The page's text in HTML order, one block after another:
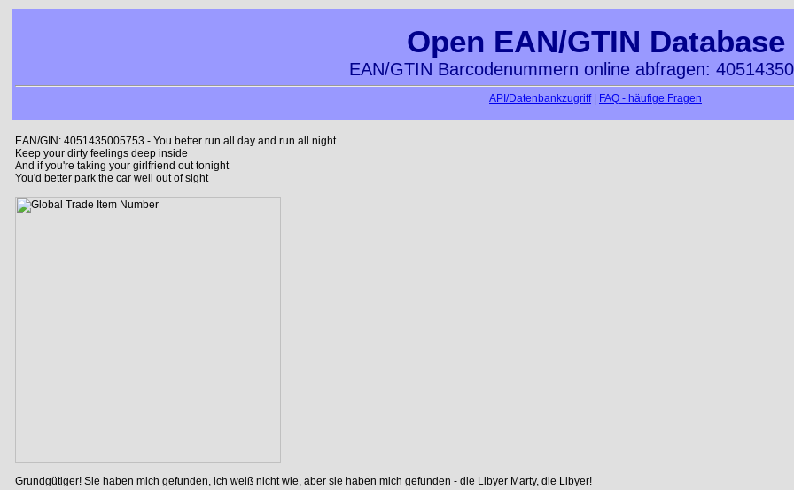
Open EAN/GTIN Database
EAN/GTIN Barcodenummern online abfragen:
API/Datenbankzugriff| FAQ - häufige Fragen
EAN/GIN: 4051435005753 - You better run all day and run all night
Keep your dirty feelings deep inside
And if you're taking your girlfriend out tonight
You'd better park the car well out of sight
Grundgütiger! Sie haben mich gefunden, ich weiß nicht wie, aber sie haben mich gefunden - die Libyer Marty, die Libyer!